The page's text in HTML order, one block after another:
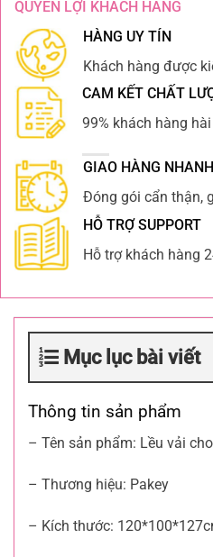
QUYỀN LỢI KHÁCH HÀNG
HÀNG UY TÍN
Khách hàng được
CAM KẾT CHẤT
99% khách hàng
GIAO HÀNG NHANH
Đóng gói cẩn thận,
HỖ TRỢ SUPPORT
Hỗ trợ khách hàng
Mục lục bài viết
Thông tin sản phẩm
– Tên sản phẩm: Lều vải
– Thương hiệu: Pakey
– Kích thước: